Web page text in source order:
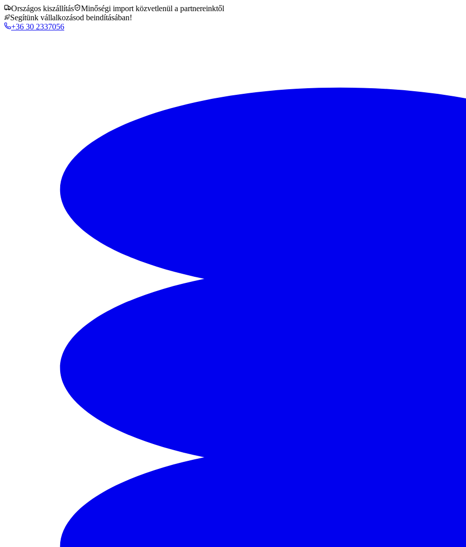
Országos kiszállítás
Minőségi import közvetlenül a partnereinktől
Segítünk vállalkozásod beindításában!
+36 30 2337056